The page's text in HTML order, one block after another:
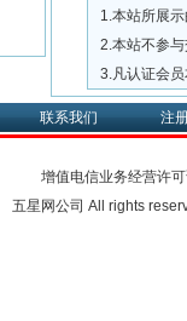
1.本站所展
2.本站不参
3.凡认证会
联系我们 注
增值电信业务经营许
五星网公司 All rights